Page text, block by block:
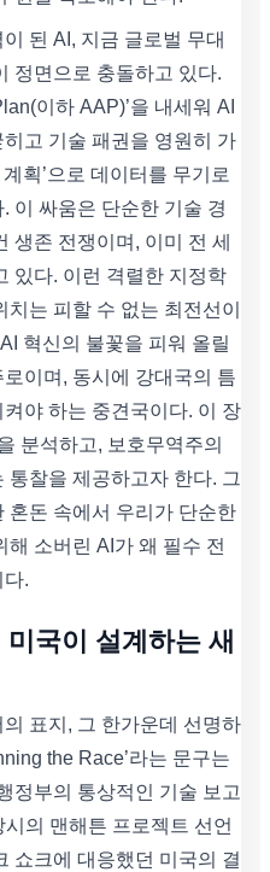
된 AI, 지금 글로벌 무대
정면으로 충돌하고 있다.
이하 AAP)’을 내세워 AI
고 기술 패권을 영원히 가
획’으로 데이터를 무기로
이 싸움은 단순한 기술 경
생존 전쟁이며, 이미 전 세
있다. 이런 격렬한 지정학
는 피할 수 없는 최전선이
혁신의 불꽃을 피워 올릴
이며, 동시에 강대국의 틈
야 하는 중견국이다. 이 장
분석하고, 보호무역주의
통찰을 제공하고자 한다. 그
혼돈 속에서 우리가 단순한
소버린 AI가 왜 필수 전
.
국이 설계하는 새
표지, 그 한가운데 선명하
the Race’라는 문구는
정부의 통상적인 기술 보고
의 맨해튼 프로젝트 선언
쇼크에 대응했던 미국의 결